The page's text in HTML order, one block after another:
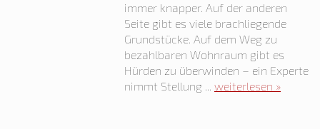
immer knapper. Auf der anderen
Seite gibt es viele brachliegende
Grundstücke. Auf dem Weg zu
bezahlbaren Wohnraum gibt es
Hürden zu überwinden – ein Experte
nimmt Stellung ... weiterlesen »